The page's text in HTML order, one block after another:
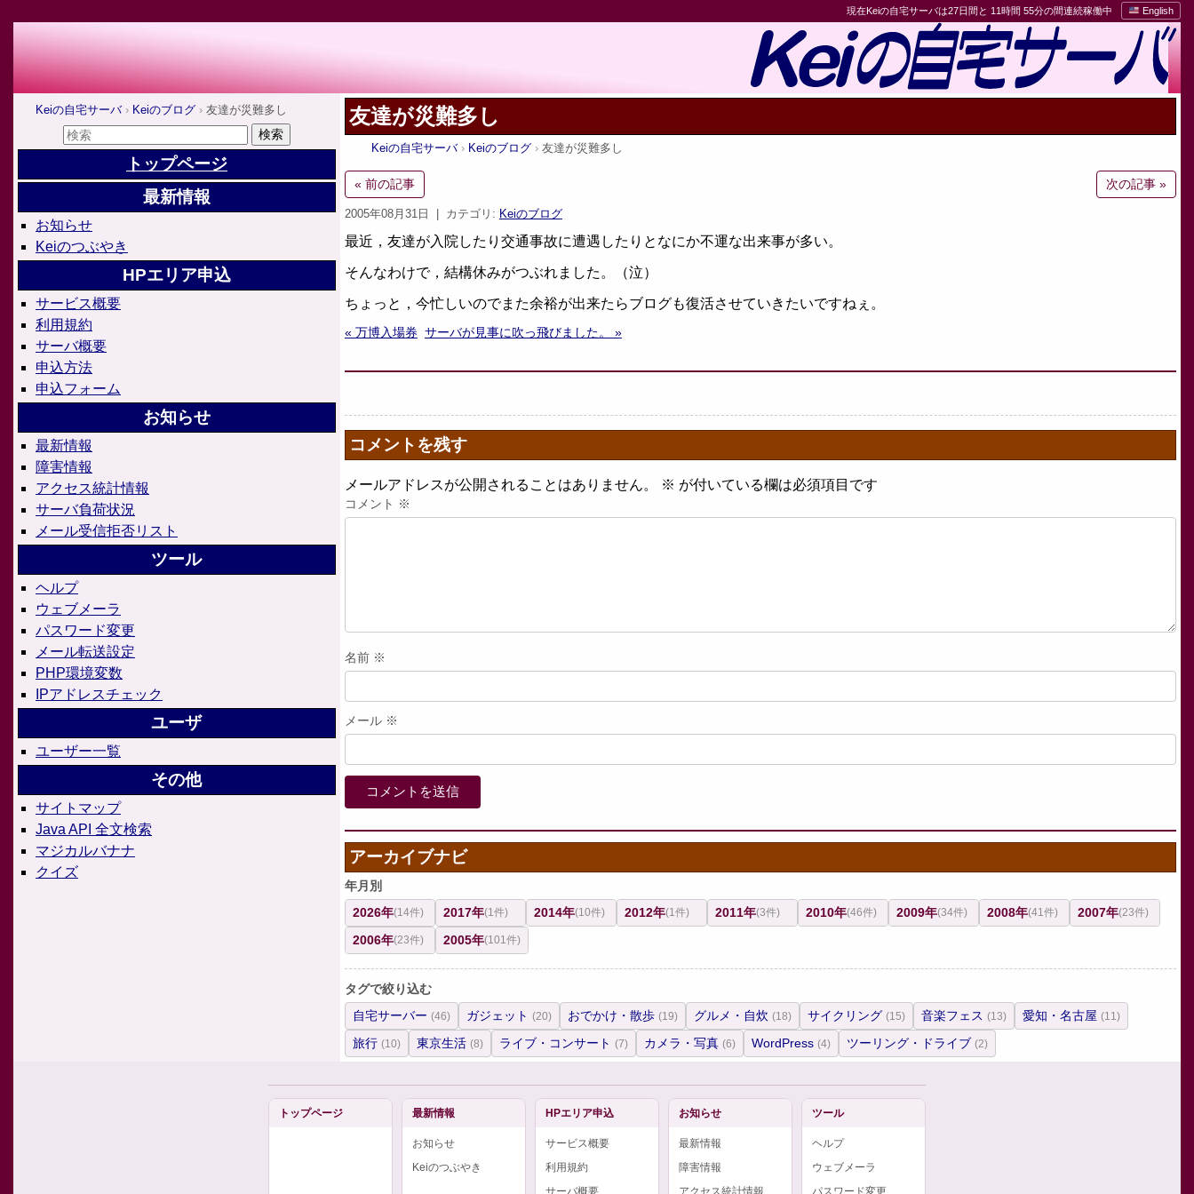
現在Keiの自宅サーバは27日間と 11時間 55分の間連続稼働中 English
Keiの自宅サーバ Keiのブログ 友達が災難多し
トップページ
最新情報
お知らせ
Keiのつぶやき
HPエリア申込
サービス概要
利用規約
サーバ概要
申込方法
申込フォーム
お知らせ
最新情報
障害情報
アクセス統計情報
サーバ負荷状況
メール受信拒否リスト
ツール
ヘルプ
ウェブメーラ
パスワード変更
メール転送設定
PHP環境変数
IPアドレスチェック
ユーザ
ユーザー一覧
その他
サイトマップ
Java API 全文検索
マジカルバナナ
クイズ
友達が災難多し
Keiの自宅サーバ Keiのブログ 友達が災難多し
« 前の記事 次の記事 »
2005年08月31日 | カテゴリ: Keiのブログ
最近，友達が入院したり交通事故に遭遇したりとなにか不運な出来事が多い。
そんなわけで，結構休みがつぶれました。（泣）
ちょっと，今忙しいのでまた余裕が出来たらブログも復活させていきたいですねぇ。
« 万博入場券 サーバが見事に吹っ飛びました。 »
コメントを残す
メールアドレスが公開されることはありません。 ※ が付いている欄は必須項目です
コメント ※
名前 ※
メール ※
アーカイブナビ
年月別
2026年(14件) 2017年(1件) 2014年(10件) 2012年(1件) 2011年(3件) 2010年(46件) 2009年(34件) 2008年(41件) 2007年(23件)
2006年(23件) 2005年(101件)
タグで絞り込む
自宅サーバー (46) ガジェット (20) おでかけ・散歩 (19) グルメ・自炊 (18) サイクリング (15) 音楽フェス (13) 愛知・名古屋 (11)
旅行 (10) 東京生活 (8) ライブ・コンサート (7) カメラ・写真 (6) WordPress (4) ツーリング・ドライブ (2)
トップページ 最新情報
お知らせ
Keiのつぶやき
HPエリア申込
サービス概要
利用規約
サーバ概要
お知らせ
最新情報
障害情報
アクセス統計情報
ツール
ヘルプ
ウェブメーラ
パスワード変更